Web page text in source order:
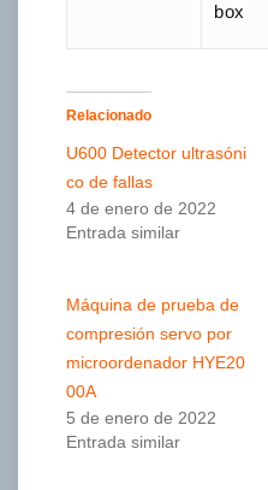
box
Relacionado
U600 Detector ultrasóni
co de fallas
4 de enero de 2022
Entrada similar
Máquina de prueba de
compresión servo por
microordenador HYE20
00A
5 de enero de 2022
Entrada similar